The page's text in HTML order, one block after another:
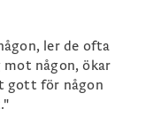
ler de ofta
någon, ökar
gott för någon